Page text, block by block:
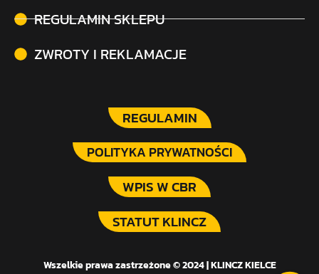
REGULAMIN SKLEPU
ZWROTY I REKLAMACJE
REGULAMIN
POLITYKA PRYWATNOŚCI
WPIS W CBR
STATUT KLINCZ
Wszelkie prawa zastrzeżone © 2024 | KLINCZ KIELCE